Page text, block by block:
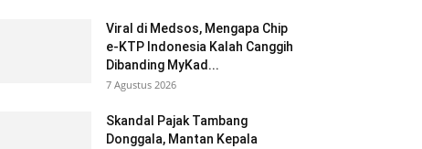
Viral di Medsos, Mengapa Chip
e-KTP Indonesia Kalah Canggih
Dibanding MyKad...
7 Agustus 2026
Skandal Pajak Tambang
Donggala, Mantan Kepala